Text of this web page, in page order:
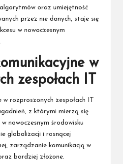
oraz umiejętność
przez nie danych, staje się
w nowoczesnym
w
zespołach IT
rozproszonych zespołach IT
z którymi mierzą się
nowoczesnym środowisku
globalizacji i rosnącej
zarządzanie komunikacją w
bardziej złożone.